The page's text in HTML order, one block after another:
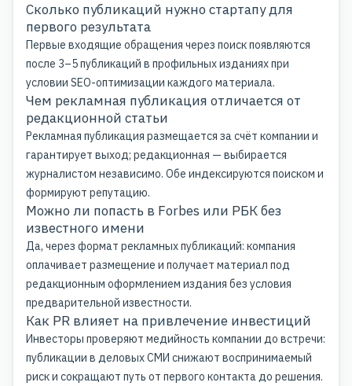
Сколько публикаций нужно стартапу для
первого результата
Первые входящие обращения через поиск появляются
после 3–5 публикаций в профильных изданиях при
условии SEO-оптимизации каждого материала.
Чем рекламная публикация отличается от
редакционной статьи
Рекламная публикация размещается за счёт компании и
гарантирует выход; редакционная — выбирается
журналистом независимо. Обе индексируются поиском и
формируют репутацию.
Можно ли попасть в Forbes или РБК без
известного имени
Да, через формат рекламных публикаций: компания
оплачивает размещение и получает материал под
редакционным оформлением издания без условия
предварительной известности.
Как PR влияет на привлечение инвестиций
Инвесторы проверяют медийность компании до встречи:
публикации в деловых СМИ снижают воспринимаемый
риск и сокращают путь от первого контакта до решения.